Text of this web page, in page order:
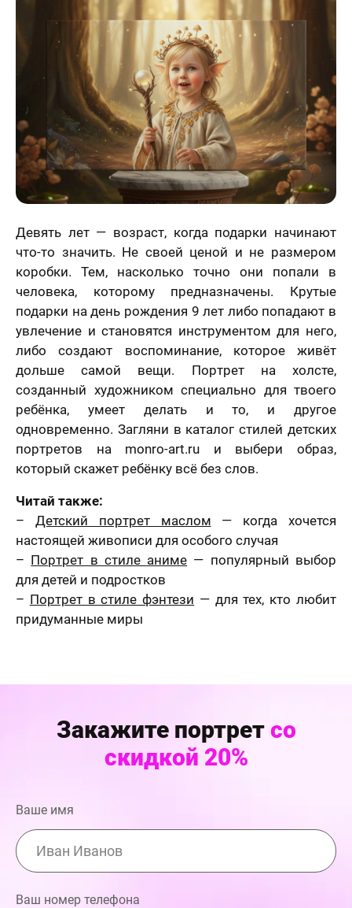
Девять лет — возраст, когда подарки начинают
что-то значить. Не своей ценой и не размером
коробки. Тем, насколько точно они попали в
человека, которому предназначены. Крутые
подарки на день рождения 9 лет либо попадают в
увлечение и становятся инструментом для него,
либо создают воспоминание, которое живёт
дольше самой вещи. Портрет на холсте,
созданный художником специально для твоего
ребёнка, умеет делать и то, и другое
одновременно. Загляни в каталог стилей детских
портретов на monro-art.ru и выбери образ,
который скажет ребёнку всё без слов.
Читай также:
– Детский портрет маслом — когда хочется
настоящей живописи для особого случая
– Портрет в стиле аниме — популярный выбор
для детей и подростков
– Портрет в стиле фэнтези — для тех, кто любит
придуманные миры
Закажите портрет со
скидкой 20%
Ваше имя
Ваш номер телефона